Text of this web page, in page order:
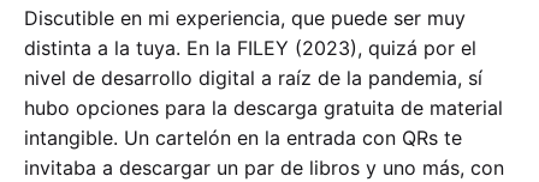
Discutible en mi experiencia, que puede ser muy
distinta a la tuya. En la FILEY (2023), quizá por el
nivel de desarrollo digital a raíz de la pandemia, sí
hubo opciones para la descarga gratuita de material
intangible. Un cartelón en la entrada con QRs te
invitaba a descargar un par de libros y uno más, con